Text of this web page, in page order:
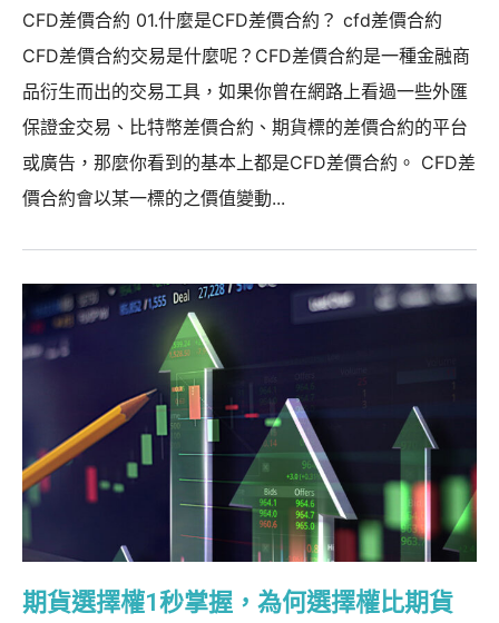
CFD差價合約 01.什麼是CFD差價合約？ cfd差價合約
CFD差價合約交易是什麼呢？CFD差價合約是一種金融商
品衍生而出的交易工具，如果你曾在網路上看過一些外匯
保證金交易、比特幣差價合約、期貨標的差價合約的平台
或廣告，那麼你看到的基本上都是CFD差價合約。 CFD差
價合約會以某一標的之價值變動...
期貨選擇權1秒掌握，為何選擇權比期貨